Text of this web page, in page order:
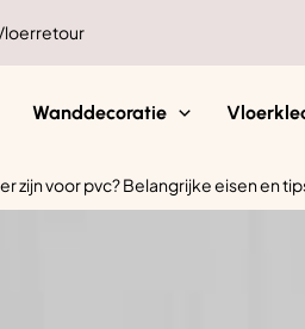
Wanddecoratie
zijn voor pvc? Belangrijke eisen en